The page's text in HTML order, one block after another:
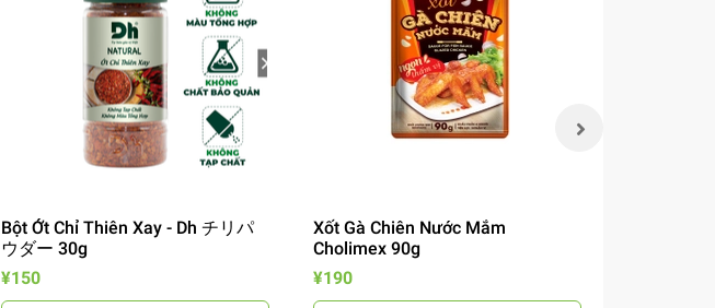
Bột Ớt Chỉ Thiên Xay - Dh チリパ
ウダー 30g
¥150
Xốt Gà Chiên Nước Mắm
Cholimex 90g
¥190